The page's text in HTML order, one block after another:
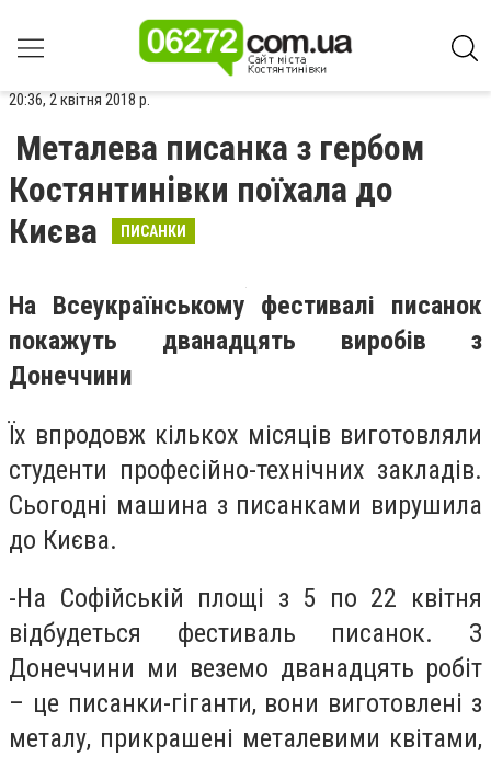
20:36, 2 квітня 2018 р.
Металева писанка з гербом
Костянтинівки поїхала до
Києва
ПИСАНКИ
На Всеукраїнському фестивалі писанок
покажуть дванадцять виробів з
Донеччини
Їх впродовж кількох місяців виготовляли
студенти професійно-технічних закладів.
Сьогодні машина з писанками вирушила
до Києва.
-На Софійській площі з 5 по 22 квітня
відбудеться фестиваль писанок. З
Донеччини ми веземо дванадцять робіт
– це писанки-гіганти, вони виготовлені з
металу, прикрашені металевими квітами,